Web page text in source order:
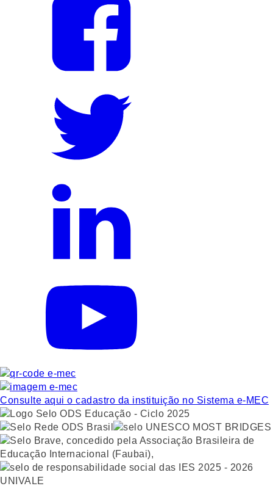
Consulte aqui o cadastro da instituição no Sistema e-MEC
UNIVALE